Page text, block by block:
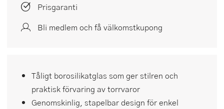
Prisgaranti
Bli medlem och få välkomstkupong
Tåligt borosilikatglas som ger stilren och
praktisk förvaring av torrvaror
Genomskinlig, stapelbar design för enkel